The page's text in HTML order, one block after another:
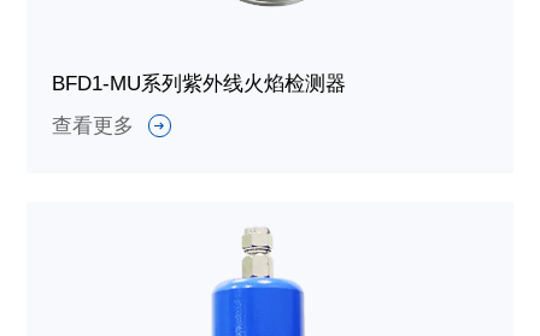
BFD1-MU系列紫外线火焰检测器
查看更多